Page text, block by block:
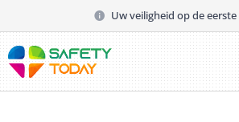
Uw veiligheid op de